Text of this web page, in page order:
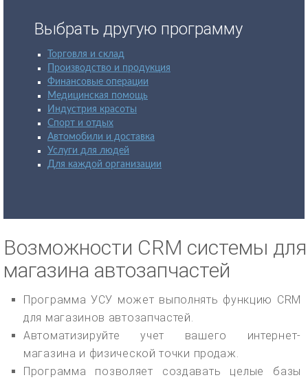
Выбрать другую программу
Торговля и склад
Производство и продукция
Финансовые операции
Медицинская помощь
Индустрия красоты
Спорт и отдых
Автомобили и доставка
Услуги для людей
Для каждой организации
Возможности CRM системы для
магазина автозапчастей
Программа УСУ может выполнять функцию CRM
для магазинов автозапчастей.
Автоматизируйте учет вашего интернет-
магазина и физической точки продаж.
Программа позволяет создавать целые базы